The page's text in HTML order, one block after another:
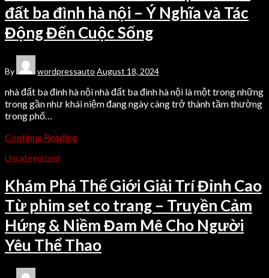
đất ba đình hà nội – Ý Nghĩa và Tác
Động Đến Cuộc Sống
By wordpressauto August 18, 2024
nhà đất ba đình hà nội nhà đất ba đình hà nội là một trong những
trong gần như khái niệm đang ngày càng trở thành tầm thường
trong phố…
Continue Reading
Uncategorized
Khám Phá Thế Giới Giải Trí Đỉnh Cao
Từ phim set co trang – Truyền Cảm
Hứng & Niềm Đam Mê Cho Người
Yêu Thể Thao